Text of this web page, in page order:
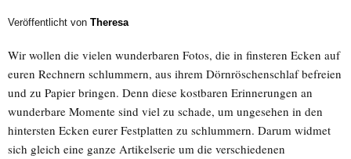
Veröffentlicht von Theresa
Wir wollen die vielen wunderbaren Fotos, die in finsteren Ecken auf
euren Rechnern schlummern, aus ihrem Dörnröschenschlaf befreien
und zu Papier bringen. Denn diese kostbaren Erinnerungen an
wunderbare Momente sind viel zu schade, um ungesehen in den
hintersten Ecken eurer Festplatten zu schlummern. Darum widmet
sich gleich eine ganze Artikelserie um die verschiedenen